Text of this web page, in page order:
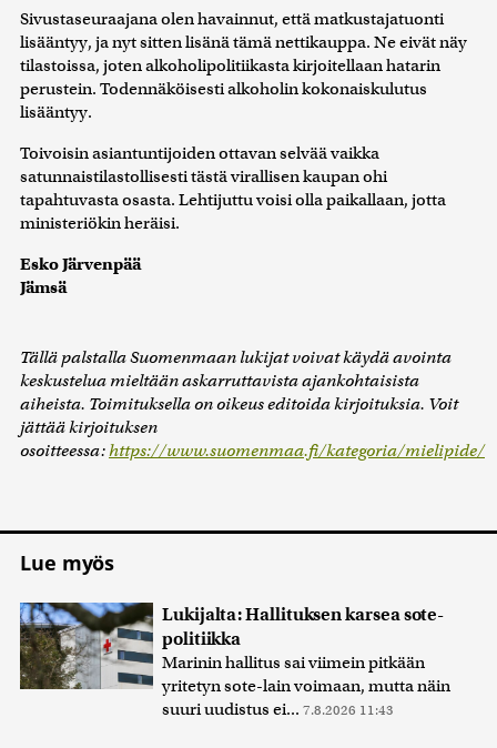
Sivustaseuraajana olen havainnut, että matkustajatuonti
lisääntyy, ja nyt sitten lisänä tämä nettikauppa. Ne eivät näy
tilastoissa, joten alkoholipolitiikasta kirjoitellaan hatarin
perustein. Todennäköisesti alkoholin kokonaiskulutus
lisääntyy.
Toivoisin asiantuntijoiden ottavan selvää vaikka
satunnaistilastollisesti tästä virallisen kaupan ohi
tapahtuvasta osasta. Lehtijuttu voisi olla paikallaan, jotta
ministeriökin heräisi.
Esko Järvenpää
Jämsä
Tällä palstalla Suomenmaan lukijat voivat käydä avointa
keskustelua mieltään askarruttavista ajankohtaisista
aiheista. Toimituksella on oikeus editoida kirjoituksia. Voit
jättää kirjoituksen
osoitteessa:https://www.suomenmaa.fi/kategoria/mielipide/
Lue myös
Lukijalta: Hallituksen karsea sote-
politiikka
Marinin hallitus sai viimein pitkään
yritetyn sote-lain voimaan, mutta näin
suuri uudistus ei... 7.8.2026 11:43